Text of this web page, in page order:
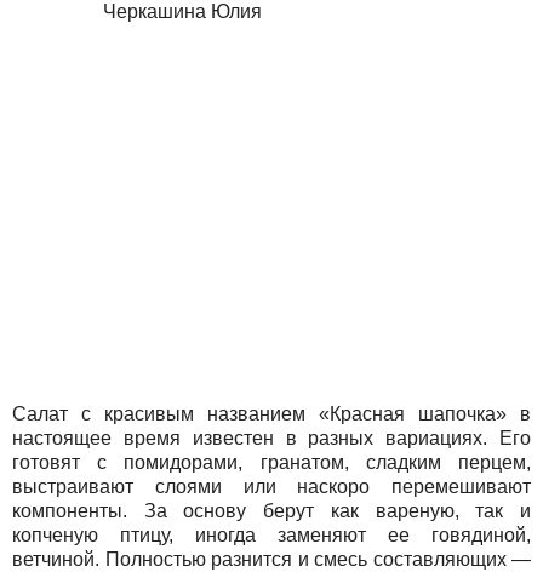
Черкашина Юлия
Салат с красивым названием «Красная шапочка» в
настоящее время известен в разных вариациях. Его
готовят с помидорами, гранатом, сладким перцем,
выстраивают слоями или наскоро перемешивают
компоненты. За основу берут как вареную, так и
копченую птицу, иногда заменяют ее говядиной,
ветчиной. Полностью разнится и смесь составляющих —